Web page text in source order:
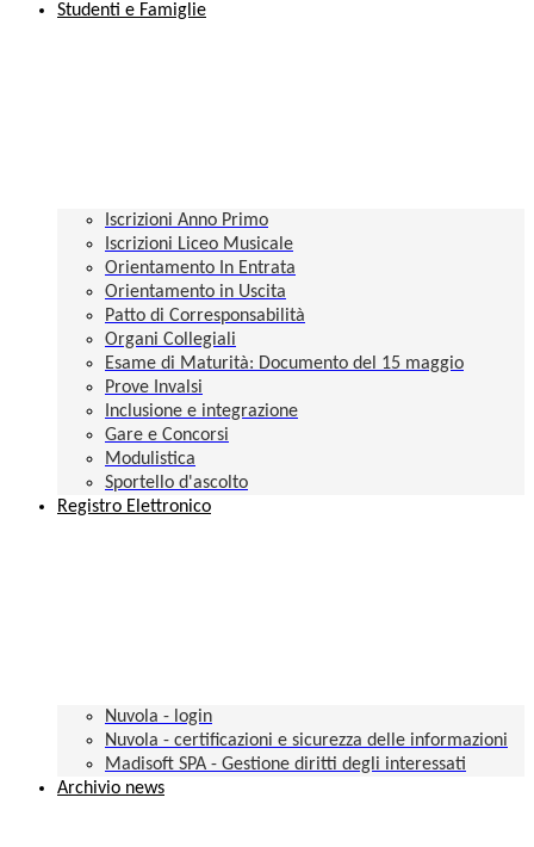
Studenti e Famiglie
Iscrizioni Anno Primo
Iscrizioni Liceo Musicale
Orientamento In Entrata
Orientamento in Uscita
Patto di Corresponsabilità
Organi Collegiali
Esame di Maturità: Documento del 15 maggio
Prove Invalsi
Inclusione e integrazione
Gare e Concorsi
Modulistica
Sportello d'ascolto
Registro Elettronico
Nuvola - login
Nuvola - certificazioni e sicurezza delle informazioni
Madisoft SPA - Gestione diritti degli interessati
Archivio news